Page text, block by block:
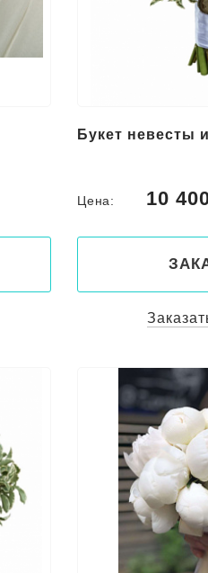
Букет невесты
Цена: 10